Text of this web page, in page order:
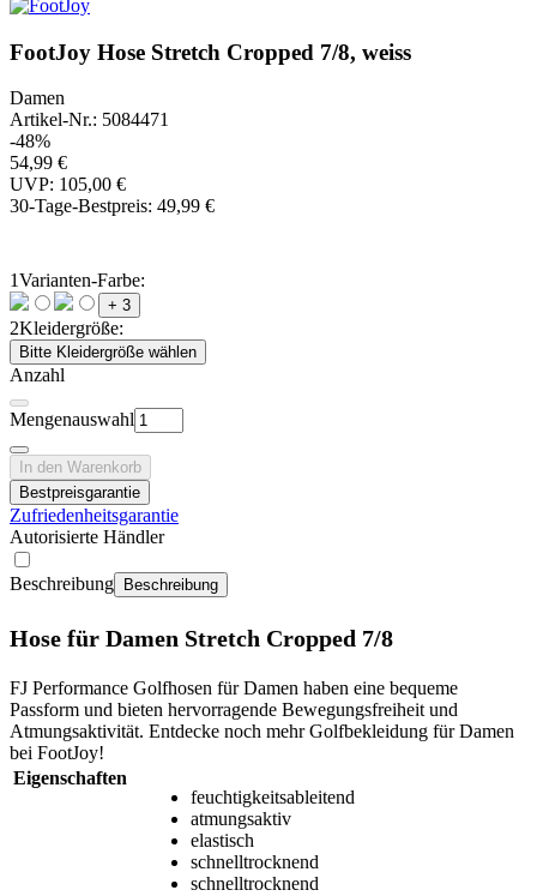
FootJoy Hose Stretch Cropped 7/8, weiss
Damen
Artikel-Nr.: 5084471
-48%
54,99 €
UVP: 105,00 €
30-Tage-Bestpreis: 49,99 €
1Varianten-Farbe:
+ 3
2Kleidergröße:
Bitte Kleidergröße wählen
Anzahl
Mengenauswahl
In den Warenkorb
Bestpreisgarantie
Zufriedenheitsgarantie
Autorisierte Händler
Beschreibung Beschreibung
Hose für Damen Stretch Cropped 7/8
FJ Performance Golfhosen für Damen haben eine bequeme
Passform und bieten hervorragende Bewegungsfreiheit und
Atmungsaktivität. Entdecke noch mehr Golfbekleidung für Damen
bei FootJoy!
Eigenschaften
feuchtigkeitsableitend
atmungsaktiv
elastisch
schnelltrocknend
schnelltrocknend